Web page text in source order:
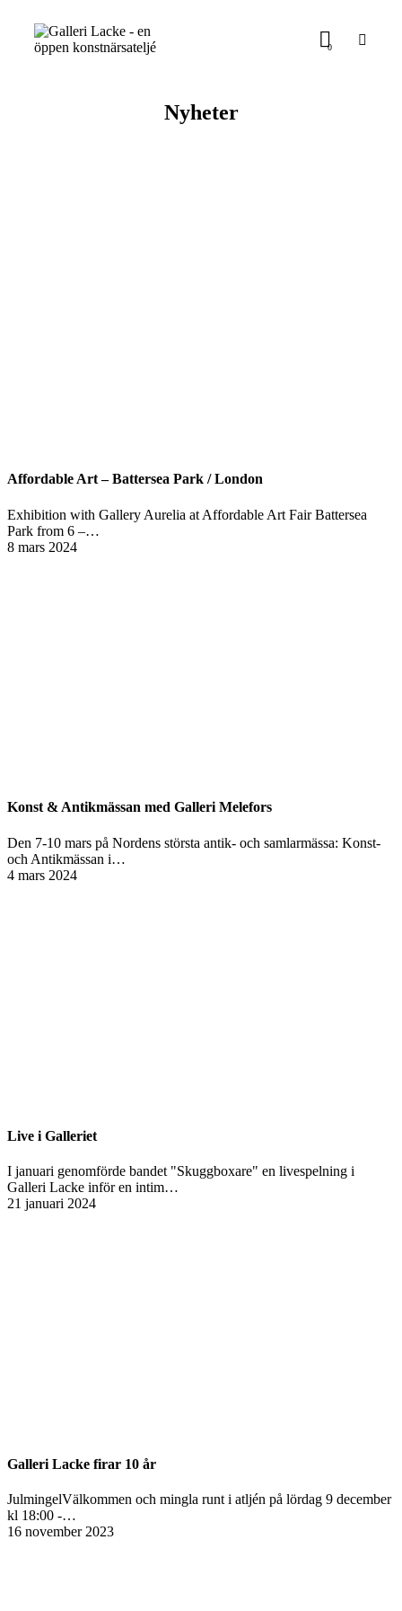
0
Nyheter
Affordable Art – Battersea Park / London
Exhibition with Gallery Aurelia at Affordable Art Fair Battersea
Park from 6 –…
8 mars 2024
Konst & Antikmässan med Galleri Melefors
Den 7-10 mars på Nordens största antik- och samlarmässa: Konst-
och Antikmässan i…
4 mars 2024
Live i Galleriet
I januari genomförde bandet "Skuggboxare" en livespelning i
Galleri Lacke inför en intim…
21 januari 2024
Galleri Lacke firar 10 år
JulmingelVälkommen och mingla runt i atljén på lördag 9 december
kl 18:00 -…
16 november 2023